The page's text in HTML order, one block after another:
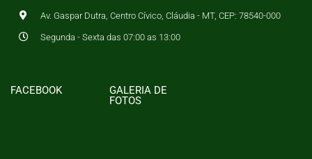
Av. Gaspar Dutra, Centro Cívico, Cláudia - MT, CEP: 78540-000
Segunda - Sexta das 07:00 as 13:00
FACEBOOK
GALERIA DE
FOTOS